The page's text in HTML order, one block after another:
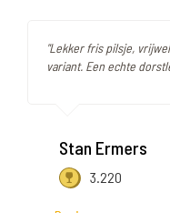
"Lekker fris pilsje,
variant. Een echte
Stan Ermers
3.220